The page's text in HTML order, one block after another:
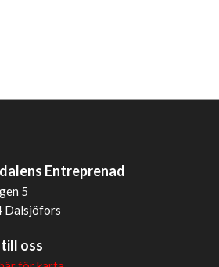
Entreprenad
5
Dalsjöfors
oss